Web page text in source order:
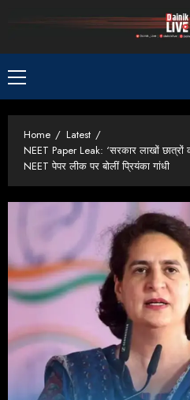
Primary
Menu
Home
Latest
NEET Paper Leak: ‘सरकार लाखों
NEET पेपर लीक पर बोलीं प्रियंका गांधी